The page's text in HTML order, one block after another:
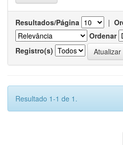
Resultados/Página |
Ordenar
Registro(s)
Resultado 1-1 de 1.